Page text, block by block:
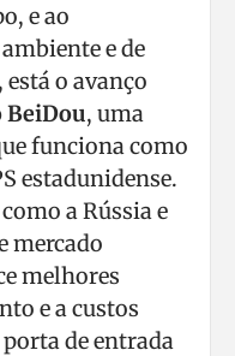
e ao
e de
o avanço
BeiDou, uma
funciona como
estadunidense.
a Rússia e
mercado
melhores
e a custos
de entrada